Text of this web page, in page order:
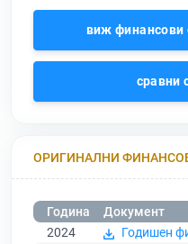
виж финансови
сравни
ОРИГИНАЛНИ
Година
Документ
2024
Годишен